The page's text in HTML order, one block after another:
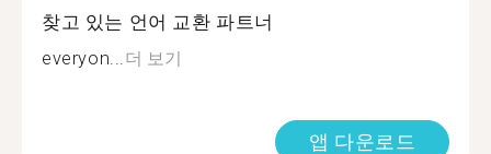
찾고 있는 언어 교환 파트너
everyon...더 보기
앱 다운로드